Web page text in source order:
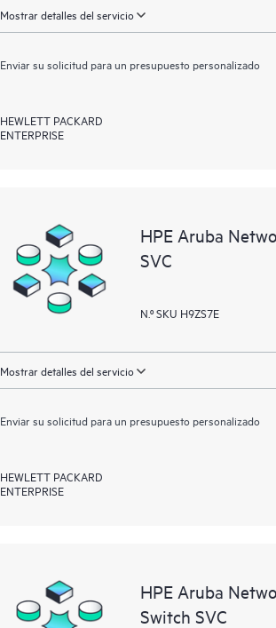
Mostrar detalles del servicio
Enviar su solicitud para un presupuesto personalizado
HEWLETT PACKARD
ENTERPRISE
HPE Aruba
SVC
N.º SKU H9ZS7E
Mostrar detalles del servicio
Enviar su solicitud para un presupuesto personalizado
HEWLETT PACKARD
ENTERPRISE
HPE Aruba
Switch SVC